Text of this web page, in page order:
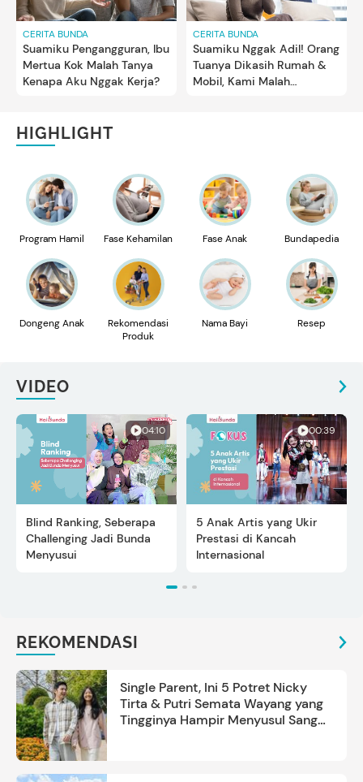
CERITA BUNDA
Suamiku Pengangguran, Ibu
Mertua Kok Malah Tanya
Kenapa Aku Nggak Kerja?
CERITA BUNDA
Suamiku Nggak Adil! Orang
Tuanya Dikasih Rumah &
Mobil, Kami Malah
HIGHLIGHT
Program Hamil Fase Kehamilan Fase Anak Bundapedia
Dongeng Anak
Rekomendasi
Produk
Nama Bayi Resep
VIDEO
04:10
Blind Ranking, Seberapa
Challenging Jadi Bunda
Menyusui
00:39
5 Anak Artis yang Ukir
Prestasi di Kancah
Internasional
REKOMENDASI
Single Parent, Ini 5 Potret Nicky
Tirta & Putri Semata Wayang yang
Tingginya Hampir Menyusul Sang